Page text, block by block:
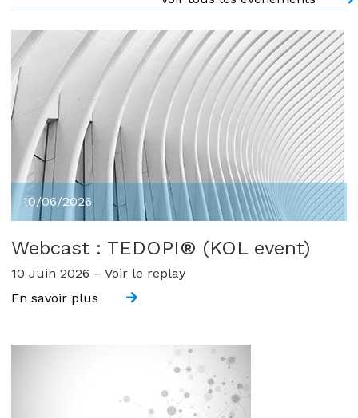
10/06/2026
Webcast : TEDOPI® (KOL event)
10 Juin 2026 – Voir le replay
En savoir plus